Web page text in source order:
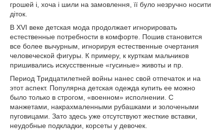
грошей і, хоча і шили на замовлення, її було незручно носити
діток.
В XVI веке детская мода продолжает игнорировать
естественные потребности в комфорте. Пошив становится
все более вычурным, игнорируя естественные очертания
человеческой фигуры. К примеру, к курткам мальчиков
пришивались искусственные «гусиные» животы и пр.
Период Тридцатилетней войны нанес свой отпечаток и на
этот аспект. Популярна детская одежда купить ее можно
было только в строгом, «военном» исполнении. С
манжетами, накрахмаленными рубашками и золочеными
пуговицами. Зато здесь уже отсутствуют жесткие вставки,
неудобные подкладки, корсеты у девочек.